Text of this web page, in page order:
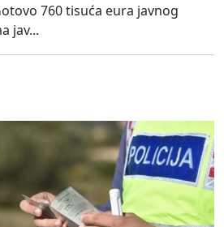
760 tisuća eura javnog
jav...